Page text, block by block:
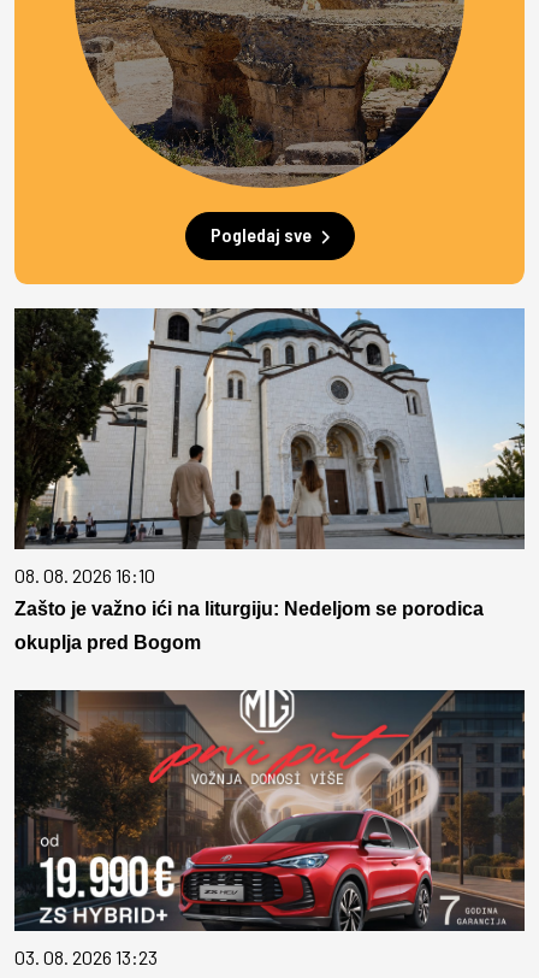
Pogledaj sve
08. 08. 2026 16:10
Zašto je važno ići na liturgiju: Nedeljom se porodica
okuplja pred Bogom
03. 08. 2026 13:23